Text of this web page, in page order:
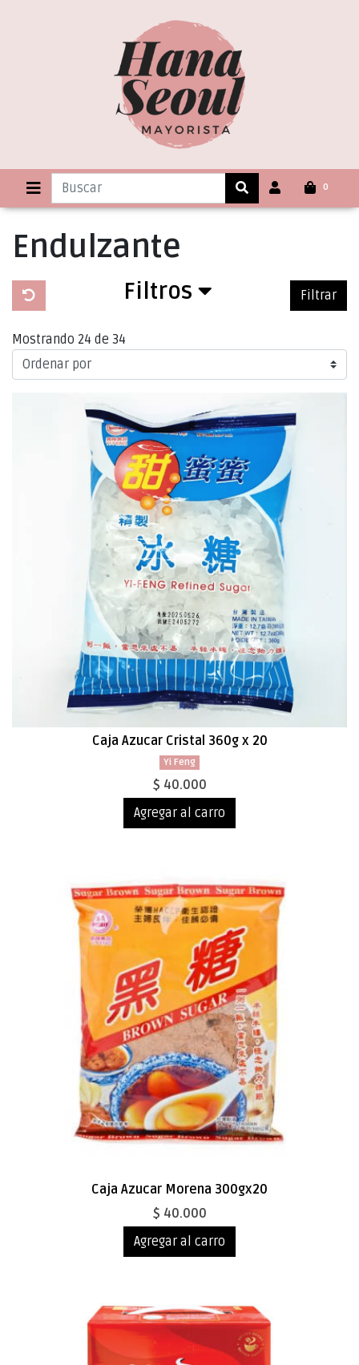
0
Endulzante
Filtros Filtrar
Mostrando 24 de 34
Caja Azucar Cristal 360g x 20
Yi Feng
$ 40.000
Agregar al carro
Caja Azucar Morena 300gx20
$ 40.000
Agregar al carro